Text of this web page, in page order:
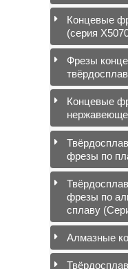
Концевые
(серия
Фрезы
Концевые
фрезы по
фрезы по
сплаву
Алмазные